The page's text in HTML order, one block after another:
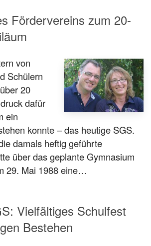
Fördervereins zum 20-
von
Schülern
20
dafür
ein
konnte – das heutige SGS.
damals heftig geführte
über das geplante Gymnasium
29. Mai 1988 eine…
Vielfältiges Schulfest
Bestehen